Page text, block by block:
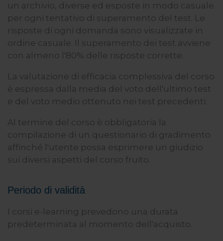
un archivio, diverse ed esposte in modo casuale
per ogni tentativo di superamento del test. Le
risposte di ogni domanda sono visualizzate in
ordine casuale. Il superamento dei test avviene
con almeno l'80% delle risposte corrette.
La valutazione di efficacia complessiva del corso
è espressa dalla media del voto dell'ultimo test
e del voto medio ottenuto nei test precedenti.
Al termine del corso è obbligatoria la
compilazione di un questionario di gradimento
affinché l'utente possa esprimere un giudizio
sui diversi aspetti del corso fruito.
Periodo di validità
I corsi e-learning prevedono una durata
predeterminata al momento dell'acquisto.